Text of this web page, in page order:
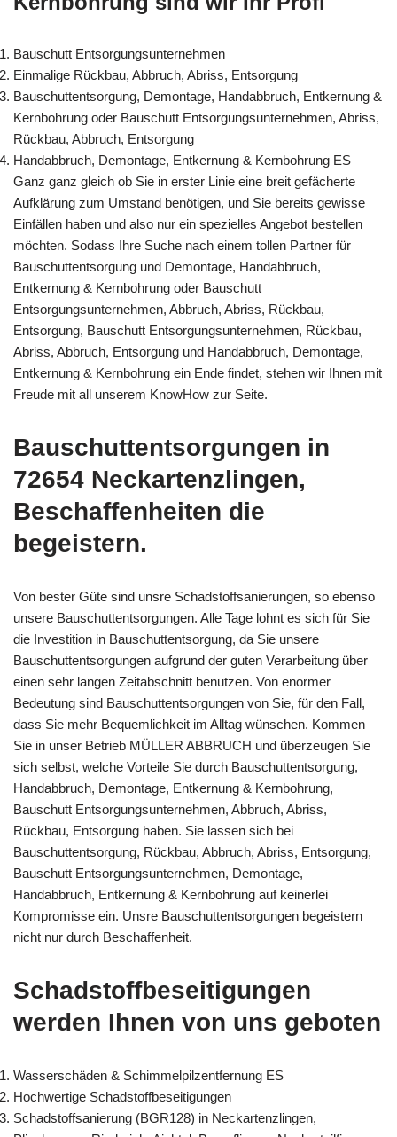
Bauschutt Entsorgungsunternehmen
Einmalige Rückbau, Abbruch, Abriss, Entsorgung
Bauschuttentsorgung, Demontage, Handabbruch, Entkernung &
Kernbohrung oder Bauschutt Entsorgungsunternehmen, Abriss,
Rückbau, Abbruch, Entsorgung
Handabbruch, Demontage, Entkernung & Kernbohrung ES
Ganz ganz gleich ob Sie in erster Linie eine breit gefächerte
Aufklärung zum Umstand benötigen, und Sie bereits gewisse
Einfällen haben und also nur ein spezielles Angebot bestellen
möchten. Sodass Ihre Suche nach einem tollen Partner für
Bauschuttentsorgung und Demontage, Handabbruch,
Entkernung & Kernbohrung oder Bauschutt
Entsorgungsunternehmen, Abbruch, Abriss, Rückbau,
Entsorgung, Bauschutt Entsorgungsunternehmen, Rückbau,
Abriss, Abbruch, Entsorgung und Handabbruch, Demontage,
Entkernung & Kernbohrung ein Ende findet, stehen wir Ihnen mit
Freude mit all unserem KnowHow zur Seite.
Bauschuttentsorgungen in
72654 Neckartenzlingen,
Beschaffenheiten die
begeistern.
Von bester Güte sind unsre Schadstoffsanierungen, so ebenso
unsere Bauschuttentsorgungen. Alle Tage lohnt es sich für Sie
die Investition in Bauschuttentsorgung, da Sie unsere
Bauschuttentsorgungen aufgrund der guten Verarbeitung über
einen sehr langen Zeitabschnitt benutzen. Von enormer
Bedeutung sind Bauschuttentsorgungen von Sie, für den Fall,
dass Sie mehr Bequemlichkeit im Alltag wünschen. Kommen
Sie in unser Betrieb MÜLLER ABBRUCH und überzeugen Sie
sich selbst, welche Vorteile Sie durch Bauschuttentsorgung,
Handabbruch, Demontage, Entkernung & Kernbohrung,
Bauschutt Entsorgungsunternehmen, Abbruch, Abriss,
Rückbau, Entsorgung haben. Sie lassen sich bei
Bauschuttentsorgung, Rückbau, Abbruch, Abriss, Entsorgung,
Bauschutt Entsorgungsunternehmen, Demontage,
Handabbruch, Entkernung & Kernbohrung auf keinerlei
Kompromisse ein. Unsre Bauschuttentsorgungen begeistern
nicht nur durch Beschaffenheit.
Schadstoffbeseitigungen
werden Ihnen von uns geboten
Wasserschäden & Schimmelpilzentfernung ES
Hochwertige Schadstoffbeseitigungen
Schadstoffsanierung (BGR128) in Neckartenzlingen,